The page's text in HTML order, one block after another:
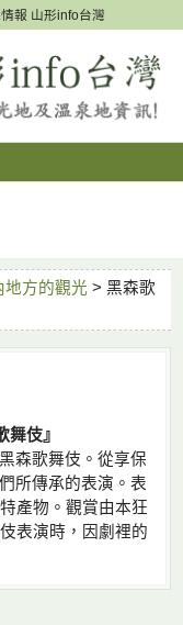
報 山形info台灣
地方的觀光 > 黑森歌
伎』
森歌舞伎。從享保
所傳承的表演。表
產物。觀賞由本狂
表演時，因劇裡的